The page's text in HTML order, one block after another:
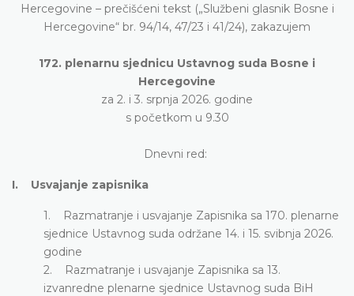
Hercegovine – prečišćeni tekst („Službeni glasnik Bosne i
Hercegovine“ br. 94/14, 47/23 i 41/24), zakazujem
172. plenarnu sjednicu Ustavnog suda Bosne i
Hercegovine
za 2. i 3. srpnja 2026. godine
s početkom u 9.30
Dnevni red:
I. Usvajanje zapisnika
1. Razmatranje i usvajanje Zapisnika sa 170. plenarne
sjednice Ustavnog suda održane 14. i 15. svibnja 2026.
godine
2. Razmatranje i usvajanje Zapisnika sa 13.
izvanredne plenarne sjednice Ustavnog suda BiH